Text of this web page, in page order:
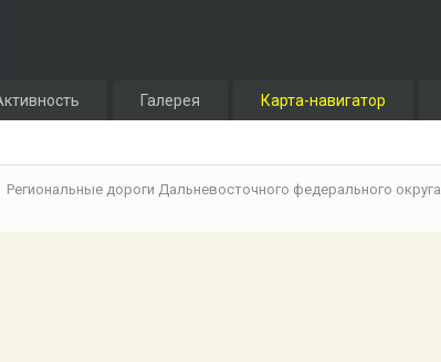
Галерея Карта-навигатор
Региональные дороги Дальневосточного федерального округа